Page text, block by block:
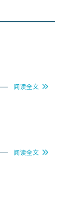
阅读全文
阅读全文